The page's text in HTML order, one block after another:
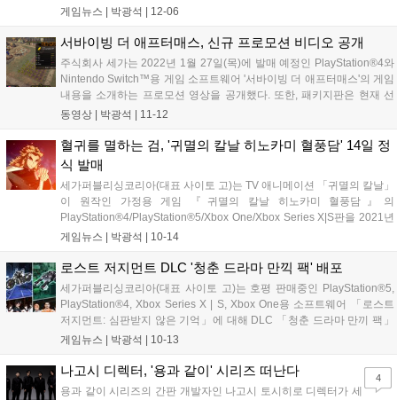
싶다'고 생각할 만큼 예측 불가능하고 치밀한 스토리에 대한 평가, 평판
게임뉴스 | 박광석 12-06
서바이빙 더 애프터매스, 신규 프로모션 비디오 공개
주식회사 세가는 2022년 1월 27일(목)에 발매 예정인 PlayStation®4와
Nintendo Switch™용 게임 소프트웨어 '서바이빙 더 애프터매스'의 게임
내용을 소개하는 프로모션 영상을 공개했다. 또한, 패키지판은 현재 선
주문 접수중이다. ■ 서바이빙 더 애프터매스란 서바이빙 더 애프터매스
동영상 | 박광석 11-12
혈귀를 멸하는 검, '귀멸의 칼날 히노카미 혈풍담' 14일 정
식 발매
세가퍼블리싱코리아(대표 사이토 고)는 TV 애니메이션 「귀멸의 칼날」
이 원작인 가정용 게임 『귀멸의 칼날 히노카미 혈풍담』의
PlayStation®4/PlayStation®5/Xbox One/Xbox Series X|S판을 2021년
10월 14일(목)에 발매했다. 본 타이틀에서는 애니메이션 「귀멸의 칼
게임뉴스 | 박광석 10-14
로스트 저지먼트 DLC '청춘 드라마 만끽 팩' 배포
세가퍼블리싱코리아(대표 사이토 고)는 호평 판매중인 PlayStation®5,
PlayStation®4, Xbox Series X | S, Xbox One용 소프트웨어 「로스트
저지먼트: 심판받지 않은 기억」에 대해 DLC 「청춘 드라마 만끼 팩」
의 배포를 당초 예정(10월 26일 배포)보다 앞당겨 10월 13일(수)에 시작
게임뉴스 | 박광석 10-13
나고시 디렉터, '용과 같이' 시리즈 떠난다
용과 같이 시리즈의 간판 개발자인 나고시 토시히로 디렉터가 세
4